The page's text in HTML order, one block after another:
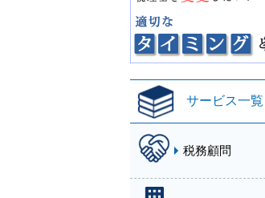
サービス一覧
税務顧問